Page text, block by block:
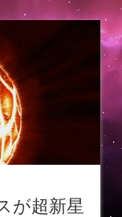
が超新星